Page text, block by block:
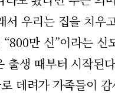
서 우리는 집을 치우
만 신”이라는 신
출생 때부터 시작된
데려가 가족들이